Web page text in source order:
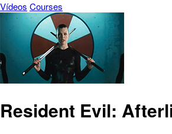
Vídeos Courses
Resident Evil: